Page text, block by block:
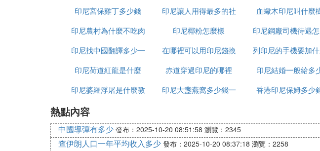
結婚多年兩人依然恩愛如初
，小伙對妻子的喜愛，使得他患得患失
事件中的小伙並不是印度人，而是印度尼西亞人，他的名字叫塞拉梅
正如印尼這一對夫妻，兩人雖然有著55歲年齡差距，可他們的愛情
你是怎麼看待的呢？
娶一個印尼女孩的成本並不高，因為印尼的生活水平相對較低，貨
❽ 巴厘島婚禮費用
什麼
印尼宮保雞丁多少錢
印尼讓人用得最多的社
交軟體是什麼意思
血蠍木印尼叫什麼
印尼農村為什麼不吃肉 印尼椰粉怎麼樣
印尼鋼廠司機待遇
樣
印尼找中國翻譯多少一
天
在哪裡可以用印尼錢換
人民幣
列印尼的手機要加
印尼荷道紅龍是什麼 赤道穿過印尼的哪裡 印尼結婚一般給多
印尼婆羅浮屠是什麼教
印尼大盞燕窩多少錢一
香港印尼保姆多少
熱點內容
中國導彈有多少 發布：2025-10-20 08:51:58 瀏覽：2345
查伊朗人口一年平均收入多少 發布：2025-10-20 08:37:18 瀏覽：2258